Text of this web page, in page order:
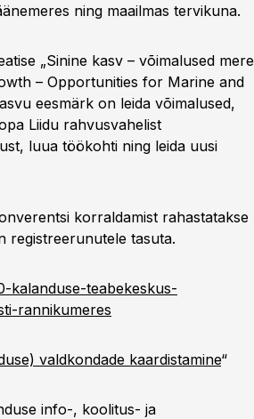
ning maailmas tervikuna.
„Sinine kasv – võimalused mere
– Opportunities for Marine and
eesmärk on leida võimalused,
Liidu rahvusvahelist
luua töökohti ning leida uusi
korraldamist rahastatakse
registreerunutele tasuta.
kalanduse-teabekeskus-
rannikumeres
valdkondade kaardistamine“
info-, koolitus- ja